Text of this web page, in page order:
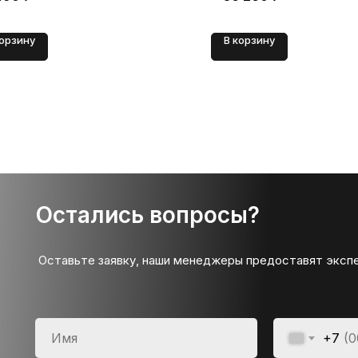
В корзину
Остались вопросы?
+7
Оставьте заявку, наши менеджеры предоставят